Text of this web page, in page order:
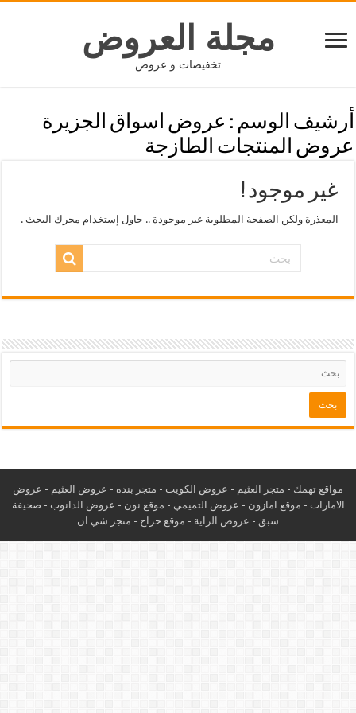
مجلة العروض
تخفيضات و عروض
أرشيف الوسم : عروض اسواق الجزيرة
عروض المنتجات الطازجة
غير موجود !
المعذرة ولكن الصفحة المطلوبة غير موجودة .. حاول إستخدام محرك البحث .
مواقع تهمك - متجر العثيم - عروض الكويت - متجر بنده - عروض العثيم - عروض
الامارات - موقع امازون - عروض التميمي - موقع نون - عروض الدانوب - صحيفة
سبق - عروض الراية - موقع حراج - متجر شي ان